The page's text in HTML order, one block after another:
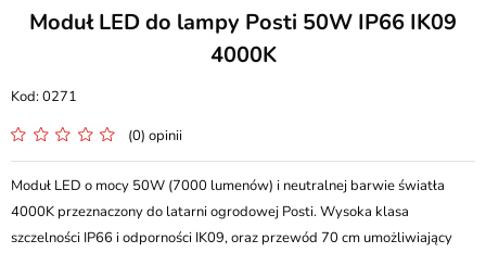
Moduł LED do lampy Posti 50W IP66 IK09
4000K
0271
(0) opinii
Moduł LED o mocy 50W (7000 lumenów) i neutralnej barwie światła
4000K przeznaczony do latarni ogrodowej Posti. Wysoka klasa
szczelności IP66 i odporności IK09, oraz przewód 70 cm umożliwiający